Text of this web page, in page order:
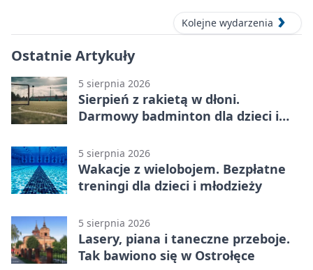
Kolejne wydarzenia
Ostatnie Artykuły
5 sierpnia 2026
Sierpień z rakietą w dłoni.
Darmowy badminton dla dzieci i
5 sierpnia 2026
Wakacje z wielobojem. Bezpłatne
treningi dla dzieci i młodzieży
5 sierpnia 2026
Lasery, piana i taneczne przeboje.
Tak bawiono się w Ostrołęce